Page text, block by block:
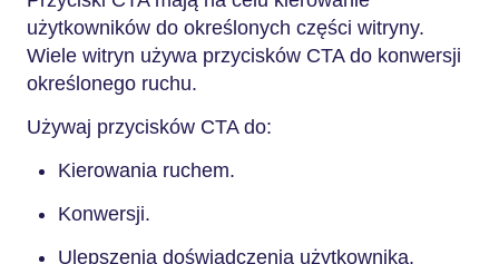
użytkowników do określonych części witryny.
Wiele witryn używa przycisków CTA do konwersji
określonego ruchu.
Używaj przycisków CTA do:
Kierowania ruchem.
Konwersji.
Ulepszenia doświadczenia użytkownika.